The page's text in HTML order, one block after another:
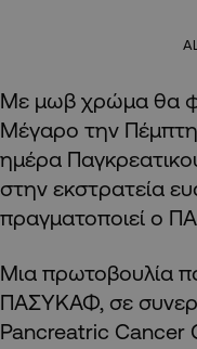
Με μωβ χρώμα θα
Μέγαρο την
ημέρα
στην εκστρατεία
πραγματοποιεί ο
Μια πρωτοβουλία
ΠΑΣΥΚΑΦ, σε
Pancreatric Cancer